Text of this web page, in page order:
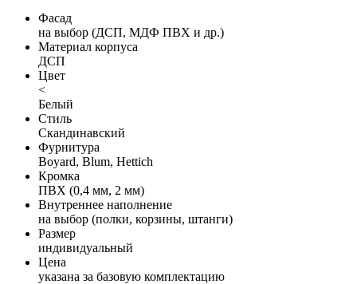
Фасад
на выбор (ДСП, МДФ ПВХ и др.)
Материал корпуса
ДСП
Цвет
<
Белый
Стиль
Скандинавский
Фурнитура
Boyard, Blum, Hettich
Кромка
ПВХ (0,4 мм, 2 мм)
Внутреннее наполнение
на выбор (полки, корзины, штанги)
Размер
индивидуальный
Цена
указана за базовую комплектацию